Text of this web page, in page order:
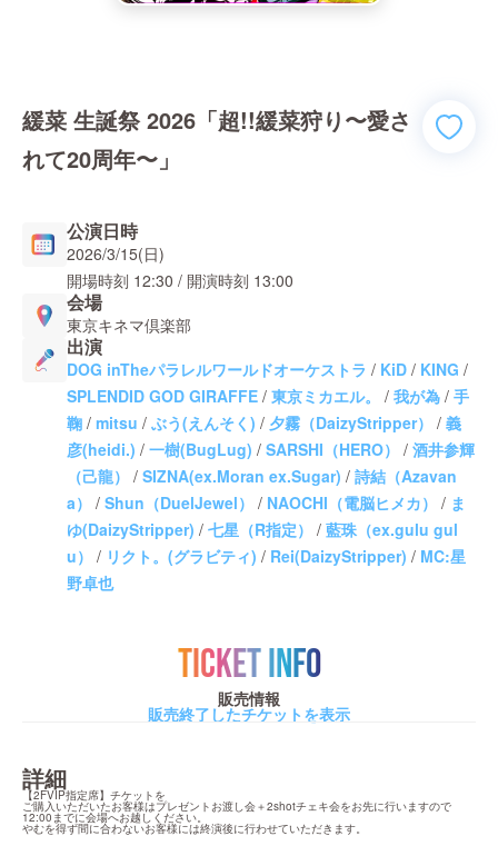
緩菜 生誕祭 2026「超!!緩菜狩り〜愛さ
れて20周年〜」
公演日時
2026/3/15(日)
開場時刻 12:30 / 開演時刻 13:00
会場
東京キネマ倶楽部
出演
DOG inTheパラレルワールドオーケストラ / KiD / KING /
SPLENDID GOD GIRAFFE / 東京ミカエル。 / 我が為 / 手
鞠 / mitsu / ぶう(えんそく) / 夕霧（DaizyStripper） / 義
彦(heidi.) / 一樹(BugLug) / SARSHI（HERO） / 酒井参輝
（己龍） / SIZNA(ex.Moran ex.Sugar) / 詩結（Azavan
a） / Shun（DuelJewel） / NAOCHI（電脳ヒメカ） / ま
ゆ(DaizyStripper) / 七星（R指定） / 藍珠（ex.gulu gul
u） / リクト。(グラビティ) / Rei(DaizyStripper) / MC:星
野卓也
TICKET INFO
販売情報
販売終了したチケットを表示
詳細
【2FVIP指定席】チケットを
ご購入いただいたお客様はプレゼントお渡し会＋2shotチェキ会をお先に行いますので
12:00までに会場へお越しください。
やむを得ず間に合わないお客様には終演後に行わせていただきます。